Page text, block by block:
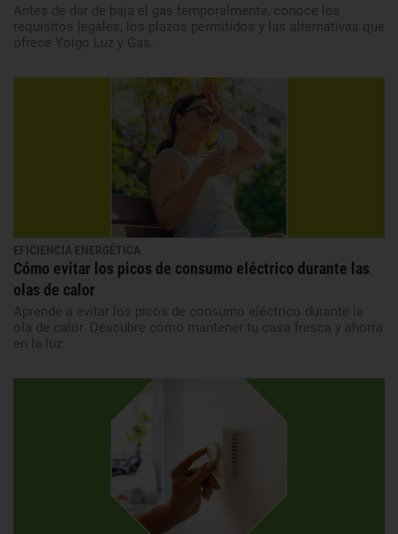
Antes de dar de baja el gas temporalmente, conoce los
requisitos legales, los plazos permitidos y las alternativas que
ofrece Yoigo Luz y Gas.
EFICIENCIA ENERGÉTICA
Cómo evitar los picos de consumo eléctrico durante las
olas de calor
Aprende a evitar los picos de consumo eléctrico durante la
ola de calor. Descubre cómo mantener tu casa fresca y ahorra
en la luz